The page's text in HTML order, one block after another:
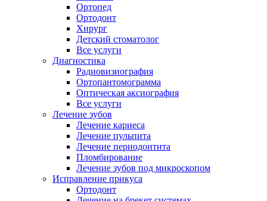
Ортопед
Ортодонт
Хирург
Детский стоматолог
Все услуги
Диагностика
Радиовизиография
Ортопантомограмма
Оптическая аксиография
Все услуги
Лечение зубов
Лечение кариеса
Лечение пульпита
Лечение периодонтита
Пломбирование
Лечение зубов под микроскопом
Исправление прикуса
Ортодонт